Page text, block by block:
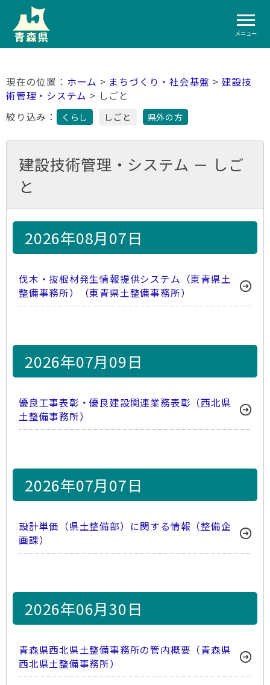
メニュー
ホーム > まちづくり・社会基盤 > 建設技
術管理・システム > しごと
絞り込み：
くらし しごと 県外の方
建設技術管理・システム － しご
と
2026年08月07日
伐木・抜根材発生情報提供システム（東青県土
整備事務所）（東青県土整備事務所）
2026年07月09日
優良工事表彰・優良建設関連業務表彰（西北県
土整備事務所）
2026年07月07日
設計単価（県土整備部）に関する情報（整備企
画課）
2026年06月30日
青森県西北県土整備事務所の管内概要（青森県
西北県土整備事務所）